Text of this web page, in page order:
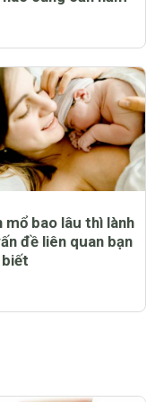
mổ bao lâu thì lành
đề liên quan bạn
biết